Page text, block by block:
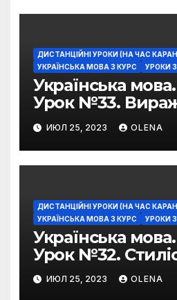
ДИСТАНЦІЙНІ УРОКИ (НА ЧАС
УКРАЇНСЬКА МОВА 3 КУРС
УРОКИ
Українська
Урок №33.
можливості
ИЮЛ 25, 2023 OLENA
ДИСТАНЦІЙНІ УРОКИ (НА ЧАС
УКРАЇНСЬКА МОВА 3 КУРС
УРОКИ
Українська
Урок №32.
забарвлення
фразеологізмів
ИЮЛ 25, 2023 OLENA